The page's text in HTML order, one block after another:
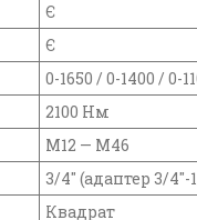
Є
Є
0-1650 / 0-1400 / 0-
2100 Нм
М12 — М46
3/4" (адаптер 3/4"-
Квадрат